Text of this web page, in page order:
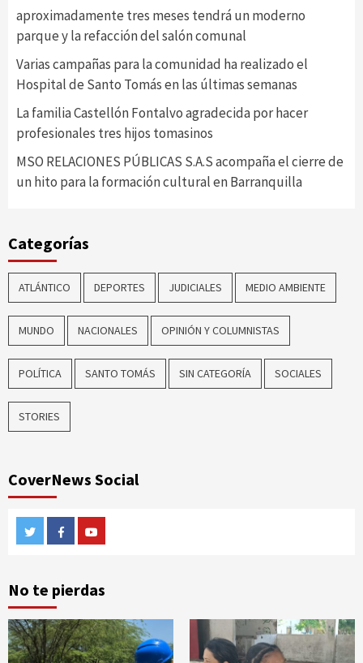
aproximadamente tres meses tendrá un moderno
parque y la refacción del salón comunal
Varias campañas para la comunidad ha realizado el
Hospital de Santo Tomás en las últimas semanas
La familia Castellón Fontalvo agradecida por hacer
profesionales tres hijos tomasinos
MSO RELACIONES PÚBLICAS S.A.S acompaña el cierre de
un hito para la formación cultural en Barranquilla
Categorías
ATLÁNTICO DEPORTES JUDICIALES MEDIO AMBIENTE
MUNDO NACIONALES OPINIÓN Y COLUMNISTAS
POLÍTICA SANTO TOMÁS SIN CATEGORÍA SOCIALES
STORIES
CoverNews Social
TwitterFacebook
No te pierdas